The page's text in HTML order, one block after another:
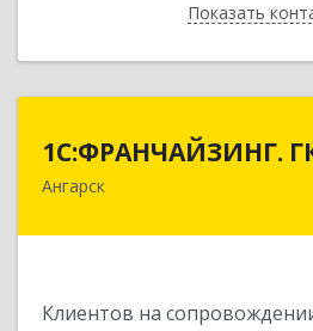
ПоказатьНазад
1С:ФРАНЧАЙЗИНГ.
Ангарск
Клиентов на